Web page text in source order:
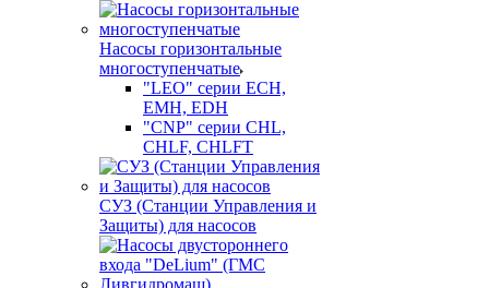
Насосы горизонтальные
многоступенчатые
"LEO" серии ECH,
EMH, EDH
"CNP" серии CHL,
CHLF, CHLFT
СУЗ (Станции Управления и
Защиты) для насосов